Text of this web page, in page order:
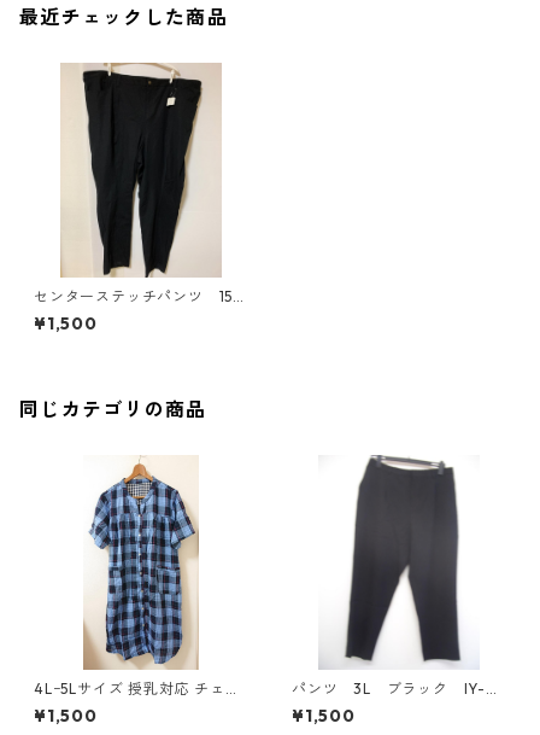
最近チェックした商品
センターステッチパンツ 154
cm ブラック KAE-4257
¥1,500
同じカテゴリの商品
4Lｰ5Lサイズ 授乳対応 チェッ
ク柄 半袖ルームウェア マタニ
ティ ブルー系/グレー ◆KIY-1
¥1,500
パンツ 3L ブラック IY-45
25
¥1,500